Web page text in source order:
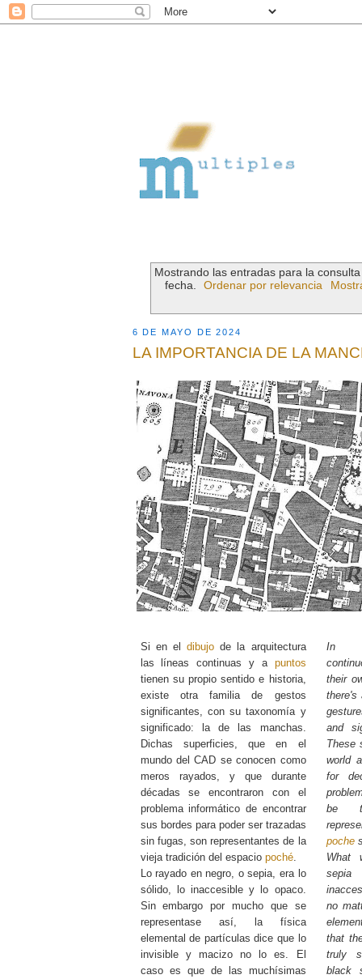
Mostrando las entradas para la
fecha.
Ordenar por relevancia
6 DE MAYO DE 2024
LA IMPORTANCIA DE LA
Si en eldibujo de la arquitectura
las líneas continuas y a puntos
tienen su propio sentido e historia,
existe otra familia de gestos
significantes, con su taxonomía y
significado: la de las manchas.
Dichas superficies, que en el
mundo del CAD se conocen como
meros rayados, y que durante
décadas se encontraron con el
problema informático de encontrar
sus bordes para poder ser trazadas
sin fugas, son representantes de la
vieja tradición del espacio poché.
Lo rayado en negro, o sepia, era lo
sólido, lo inaccesible y lo opaco.
Sin embargo por mucho que se
representase así, la física
elemental de partículas dice que lo
invisible y macizo no lo es. El
caso es que de las muchísimas
In
their
there's
and
These
world
for
be
poche
What
no
that
truly
black